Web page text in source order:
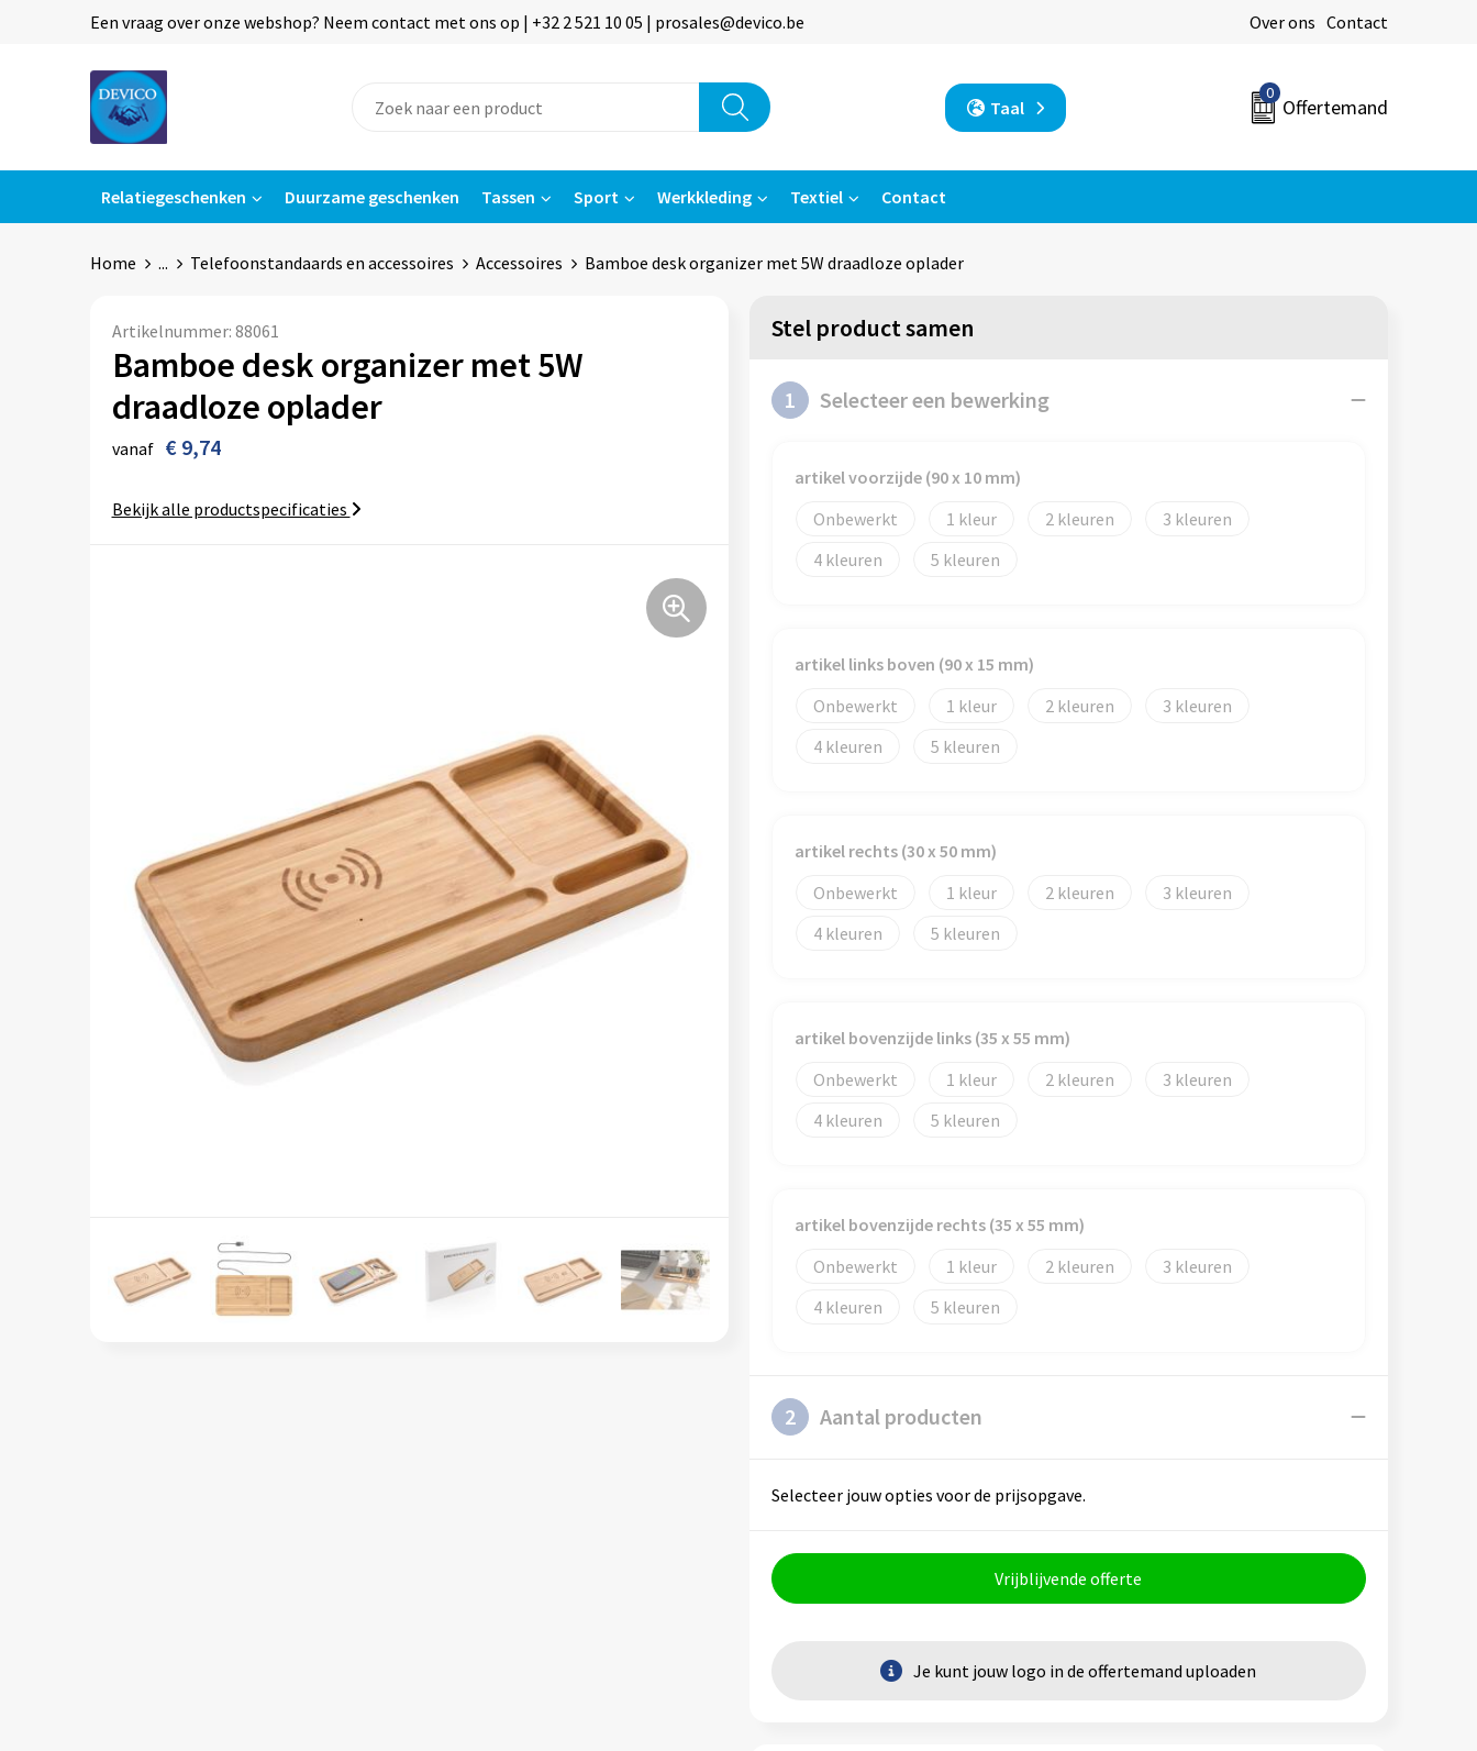
Een vraag over onze webshop? Neem contact met ons op | +32 2 521 10 05 | prosales@devico.be Over ons Contact
Taal
0
Offertemand
Relatiegeschenken Duurzame geschenken Tassen Sport Werkkleding Textiel Contact
Home ... Telefoonstandaards en accessoires Accessoires Bamboe desk organizer met 5W draadloze oplader
Artikelnummer: 88061
Bamboe desk organizer met 5W
draadloze oplader
vanaf € 9,74
Bekijk alle productspecificaties
Stel product samen
1 Selecteer een bewerking
artikel voorzijde (90 x 10 mm)
Onbewerkt
1 2
3
4
5
artikel links boven (90 x 15 mm)
Onbewerkt
1 2
3
4
5
artikel rechts (30 x 50 mm)
Onbewerkt
1 2
3
4
5
artikel bovenzijde links (35 x 55 mm)
Onbewerkt
1 2
3
4
5
artikel bovenzijde rechts (35 x 55 mm)
Onbewerkt
1 2
3
4
5
2 Aantal producten
Selecteer jouw opties voor de prijsopgave.
Vrijblijvende offerte
Je kunt jouw logo in de offertemand uploaden